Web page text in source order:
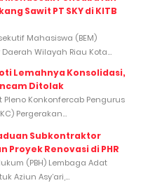
Sawit PT SKY di KITB
Mahasiswa (BEM)
Wilayah Riau Kota...
Lemahnya Konsolidasi,
Ditolak
Konkonfercab Pengurus
Pergerakan...
Subkontraktor
Proyek Renovasi di PHR
(PBH) Lembaga Adat
Aziun Asy’ari,...